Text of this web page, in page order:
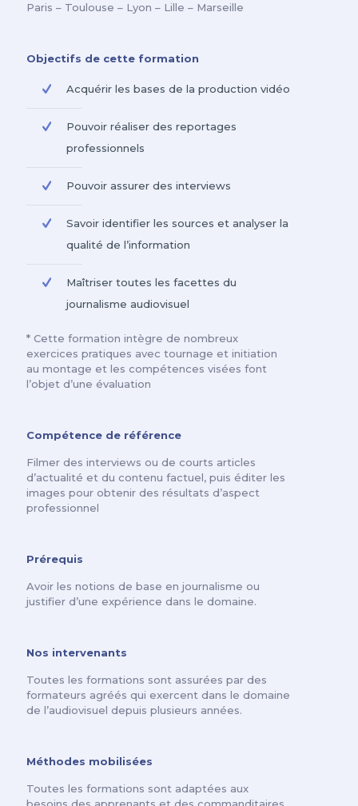
Paris – Toulouse – Lyon – Lille – Marseille
Objectifs de cette formation
Acquérir les bases de la production vidéo
Pouvoir réaliser des reportages
professionnels
Pouvoir assurer des interviews
Savoir identifier les sources et analyser la
qualité de l’information
Maîtriser toutes les facettes du
journalisme audiovisuel
* Cette formation intègre de nombreux
exercices pratiques avec tournage et initiation
au montage et les compétences visées font
l’objet d’une évaluation
Compétence de référence
Filmer des interviews ou de courts articles
d’actualité et du contenu factuel, puis éditer les
images pour obtenir des résultats d’aspect
professionnel
Prérequis
Avoir les notions de base en journalisme ou
justifier d’une expérience dans le domaine.
Nos intervenants
Toutes les formations sont assurées par des
formateurs agréés qui exercent dans le domaine
de l’audiovisuel depuis plusieurs années.
Méthodes mobilisées
Toutes les formations sont adaptées aux